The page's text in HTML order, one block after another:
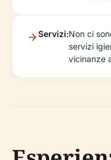
Servizi:Non ci
servizi
vicinanze